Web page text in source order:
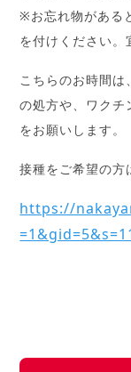
※お忘れ物がある
を付けください。
こちらのお時間
の処方や、ワクチ
をお願いします。
接種をご希望の方
https://